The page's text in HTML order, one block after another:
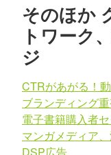
そのほか
トワーク
ジ
CTRがあがる！
ブランディング
電子書籍購入者
マンガメディア